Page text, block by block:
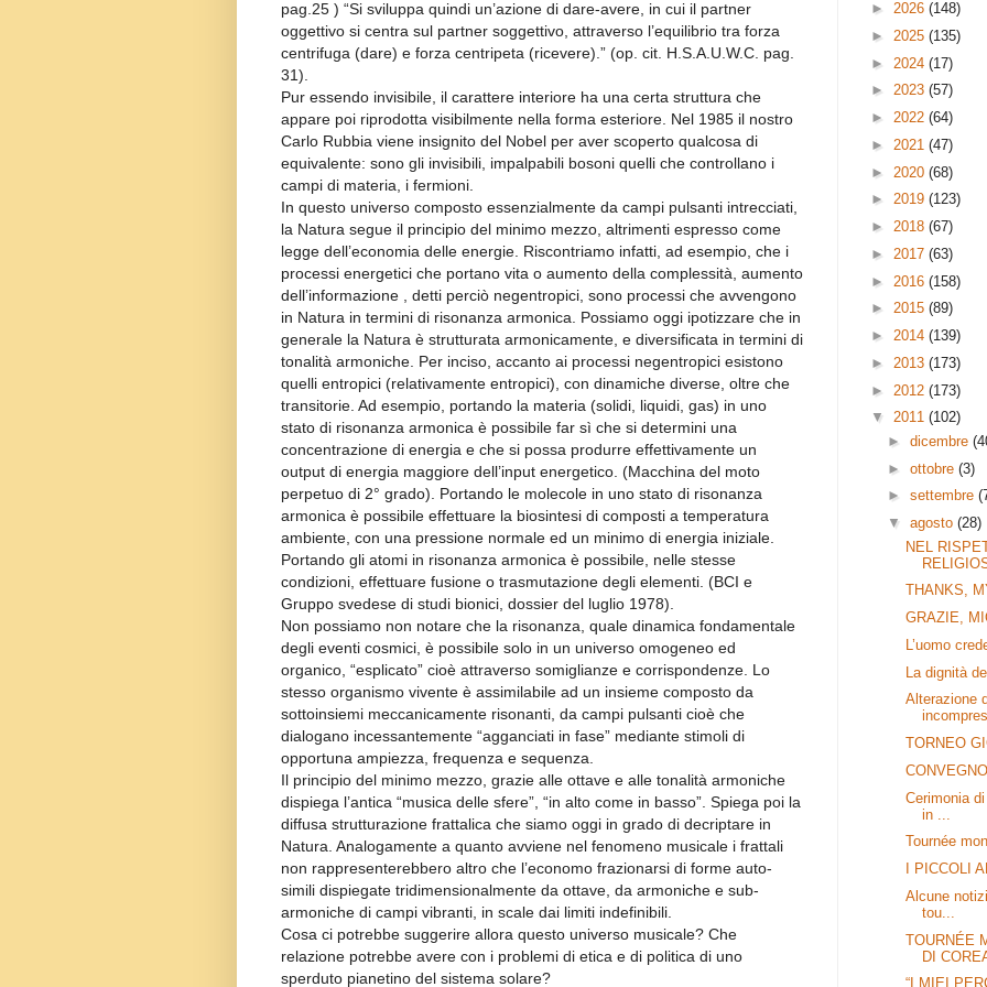
pag.25 ) “Si sviluppa quindi un’azione di dare-avere, in cui il partner
oggettivo si centra sul partner soggettivo, attraverso l’equilibrio tra forza
centrifuga (dare) e forza centripeta (ricevere).” (op. cit. H.S.A.U.W.C. pag.
31).
Pur essendo invisibile, il carattere interiore ha una certa struttura che
appare poi riprodotta visibilmente nella forma esteriore. Nel 1985 il nostro
Carlo Rubbia viene insignito del Nobel per aver scoperto qualcosa di
equivalente: sono gli invisibili, impalpabili bosoni quelli che controllano i
campi di materia, i fermioni.
In questo universo composto essenzialmente da campi pulsanti intrecciati,
la Natura segue il principio del minimo mezzo, altrimenti espresso come
legge dell’economia delle energie. Riscontriamo infatti, ad esempio, che i
processi energetici che portano vita o aumento della complessità, aumento
dell’informazione , detti perciò negentropici, sono processi che avvengono
in Natura in termini di risonanza armonica. Possiamo oggi ipotizzare che in
generale la Natura è strutturata armonicamente, e diversificata in termini di
tonalità armoniche. Per inciso, accanto ai processi negentropici esistono
quelli entropici (relativamente entropici), con dinamiche diverse, oltre che
transitorie. Ad esempio, portando la materia (solidi, liquidi, gas) in uno
stato di risonanza armonica è possibile far sì che si determini una
concentrazione di energia e che si possa produrre effettivamente un
output di energia maggiore dell’input energetico. (Macchina del moto
perpetuo di 2° grado). Portando le molecole in uno stato di risonanza
armonica è possibile effettuare la biosintesi di composti a temperatura
ambiente, con una pressione normale ed un minimo di energia iniziale.
Portando gli atomi in risonanza armonica è possibile, nelle stesse
condizioni, effettuare fusione o trasmutazione degli elementi. (BCI e
Gruppo svedese di studi bionici, dossier del luglio 1978).
Non possiamo non notare che la risonanza, quale dinamica fondamentale
degli eventi cosmici, è possibile solo in un universo omogeneo ed
organico, “esplicato” cioè attraverso somiglianze e corrispondenze. Lo
stesso organismo vivente è assimilabile ad un insieme composto da
sottoinsiemi meccanicamente risonanti, da campi pulsanti cioè che
dialogano incessantemente “agganciati in fase” mediante stimoli di
opportuna ampiezza, frequenza e sequenza.
Il principio del minimo mezzo, grazie alle ottave e alle tonalità armoniche
dispiega l’antica “musica delle sfere”, “in alto come in basso”. Spiega poi la
diffusa strutturazione frattalica che siamo oggi in grado di decriptare in
Natura. Analogamente a quanto avviene nel fenomeno musicale i frattali
non rappresenterebbero altro che l’economo frazionarsi di forme auto-
simili dispiegate tridimensionalmente da ottave, da armoniche e sub-
armoniche di campi vibranti, in scale dai limiti indefinibili.
Cosa ci potrebbe suggerire allora questo universo musicale? Che
relazione potrebbe avere con i problemi di etica e di politica di uno
sperduto pianetino del sistema solare?
► 2026 (148)
► 2025 (135)
► 2024 (17)
► 2023 (57)
► 2022 (64)
► 2021 (47)
► 2020 (68)
► 2019 (123)
► 2018 (67)
► 2017 (63)
► 2016 (158)
► 2015 (89)
► 2014 (139)
► 2013 (173)
► 2012 (173)
▼ 2011 (102)
►dicembre
►ottobre(3)
►settembre
▼agosto(28)
NEL
THANKS,
GRAZIE,
L’uomo
La dignità
Alterazione
TORNEO
Cerimonia
in ...
Tournée
I PICCOLI
Alcune
tou...
TOURNÉE
DI
“I MIEI